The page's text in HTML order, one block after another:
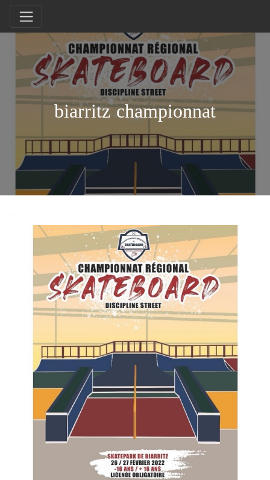
biarritz championnat